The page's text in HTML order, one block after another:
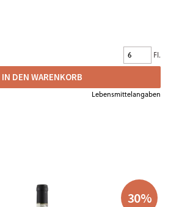
Fl.
IN DEN WARENKORB
Lebensmittelangaben
30%